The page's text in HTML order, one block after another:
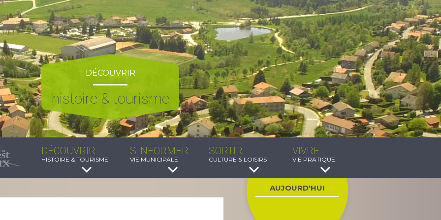
DÉCOUVRIR
histoire & tourisme
DÉCOUVRIR
HISTOIRE & TOURISME
S'INFORMER
VIE MUNICIPALE
SORTIR
CULTURE & LOISIRS
VIVRE
VIE PRATIQUE
AUJOURD'HUI